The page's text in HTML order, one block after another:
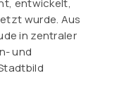
entwickelt,
wurde. Aus
in zentraler
und